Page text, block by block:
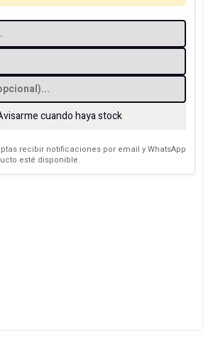
cuando haya stock
recibir notificaciones por email y WhatsApp
esté disponible.